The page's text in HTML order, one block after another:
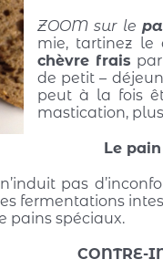
ZOOM sur le
mie, tartinez le
chèvre frais
de petit –
peut à la fois
mastication,
Le
pas
fermentations
pains spéciaux.
CONTRE-